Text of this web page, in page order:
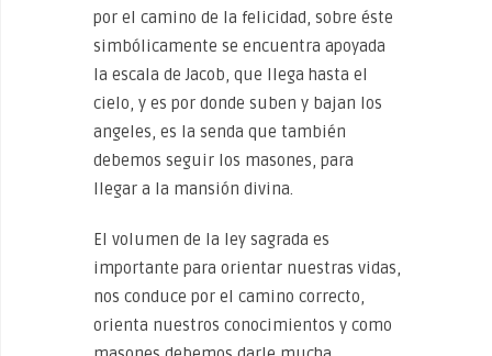
por el camino de la felicidad, sobre éste
simbólicamente se encuentra apoyada
la escala de Jacob, que llega hasta el
cielo, y es por donde suben y bajan los
angeles, es la senda que también
debemos seguir los masones, para
llegar a la mansión divina.
El volumen de la ley sagrada es
importante para orientar nuestras vidas,
nos conduce por el camino correcto,
orienta nuestros conocimientos y como